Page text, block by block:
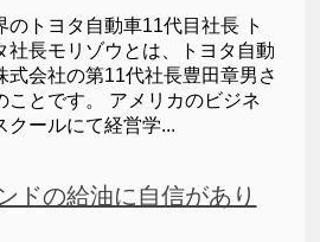
のトヨタ自動車11代目社長 ト
社長モリゾウとは、トヨタ自動
式会社の第11代社長豊田章男さ
ことです。 アメリカのビジネ
クールにて経営学...
ドの給油に自信があり